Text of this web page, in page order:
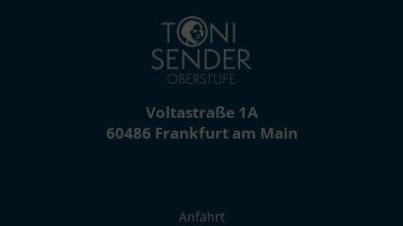
Voltastraße 1A
60486 Frankfurt am Main
Anfahrt